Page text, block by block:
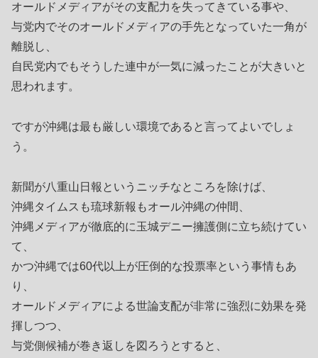
オールドメディアがその支配力を失ってきている事や、
与党内でそのオールドメディアの手先となっていた一角が
離脱し、
自民党内でもそうした連中が一気に減ったことが大きいと
思われます。
ですが沖縄は最も厳しい環境であると言ってよいでしょ
う。
新聞が八重山日報というニッチなところを除けば、
沖縄タイムスも琉球新報もオール沖縄の仲間、
沖縄メディアが徹底的に玉城デニー擁護側に立ち続けてい
て、
かつ沖縄では60代以上が圧倒的な投票率という事情もあ
り、
オールドメディアによる世論支配が非常に強烈に効果を発
揮しつつ、
与党側候補が巻き返しを図ろうとすると、